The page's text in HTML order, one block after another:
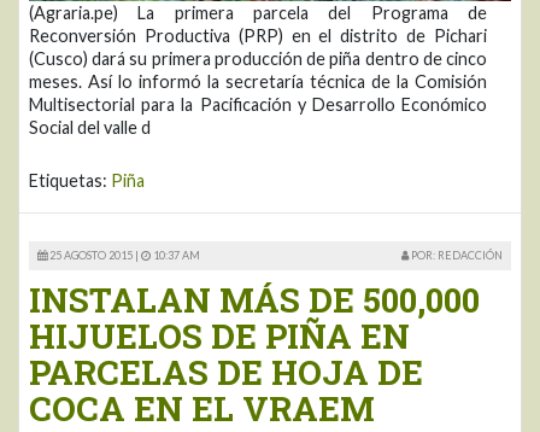
(Agraria.pe) La primera parcela del Programa de
Reconversión Productiva (PRP) en el distrito de Pichari
(Cusco) dará su primera producción de piña dentro de cinco
meses. Así lo informó la secretaría técnica de la Comisión
Multisectorial para la Pacificación y Desarrollo Económico
Social del valle d
Etiquetas: Piña
25 AGOSTO 2015 | 10:37 AM POR: REDACCIÓN
INSTALAN MÁS DE 500,000
HIJUELOS DE PIÑA EN
PARCELAS DE HOJA DE
COCA EN EL VRAEM